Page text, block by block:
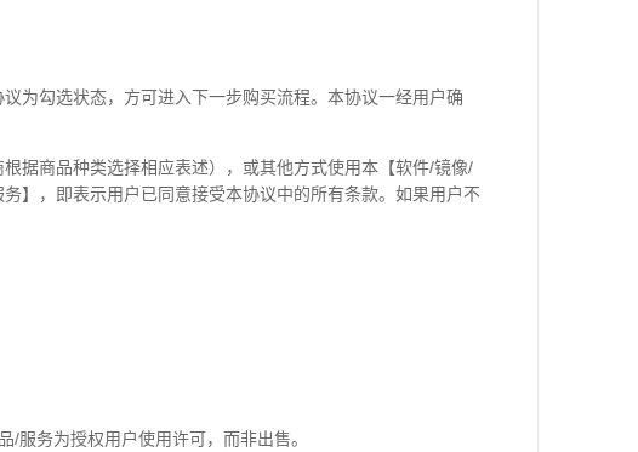
为勾选状态，方可进入下一步购买流程。本协议一经用户确
据商品种类选择相应表述），或其他方式使用本【软件/镜像/
】，即表示用户已同意接受本协议中的所有条款。如果用户不
服务为授权用户使用许可，而非出售。